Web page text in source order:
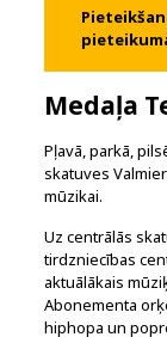
Medaļa
Pļavā, parkā,
skatuves
mūzikai.
Uz centrālās
tirdzniecības
aktuālākais
Abonementa
hiphopa un